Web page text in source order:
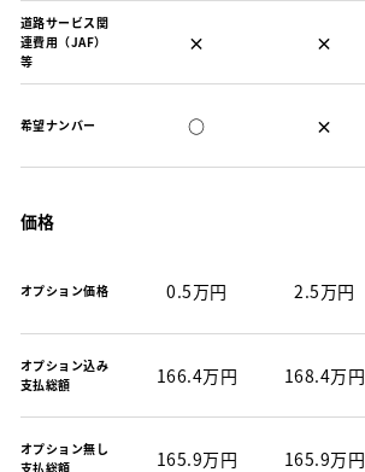
道路サービス関
連費用（JAF）
等
× ×
希望ナンバー ○ ×
価格
オプション価格 0.5万円 2.5万円
オプション込み
支払総額
166.4万円 168.4万円
オプション無し
支払総額
165.9万円 165.9万円